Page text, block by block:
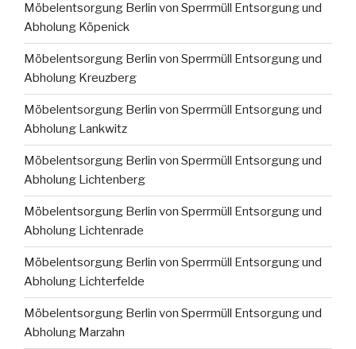
Möbelentsorgung Berlin von Sperrmüll Entsorgung und
Abholung Köpenick
Möbelentsorgung Berlin von Sperrmüll Entsorgung und
Abholung Kreuzberg
Möbelentsorgung Berlin von Sperrmüll Entsorgung und
Abholung Lankwitz
Möbelentsorgung Berlin von Sperrmüll Entsorgung und
Abholung Lichtenberg
Möbelentsorgung Berlin von Sperrmüll Entsorgung und
Abholung Lichtenrade
Möbelentsorgung Berlin von Sperrmüll Entsorgung und
Abholung Lichterfelde
Möbelentsorgung Berlin von Sperrmüll Entsorgung und
Abholung Marzahn